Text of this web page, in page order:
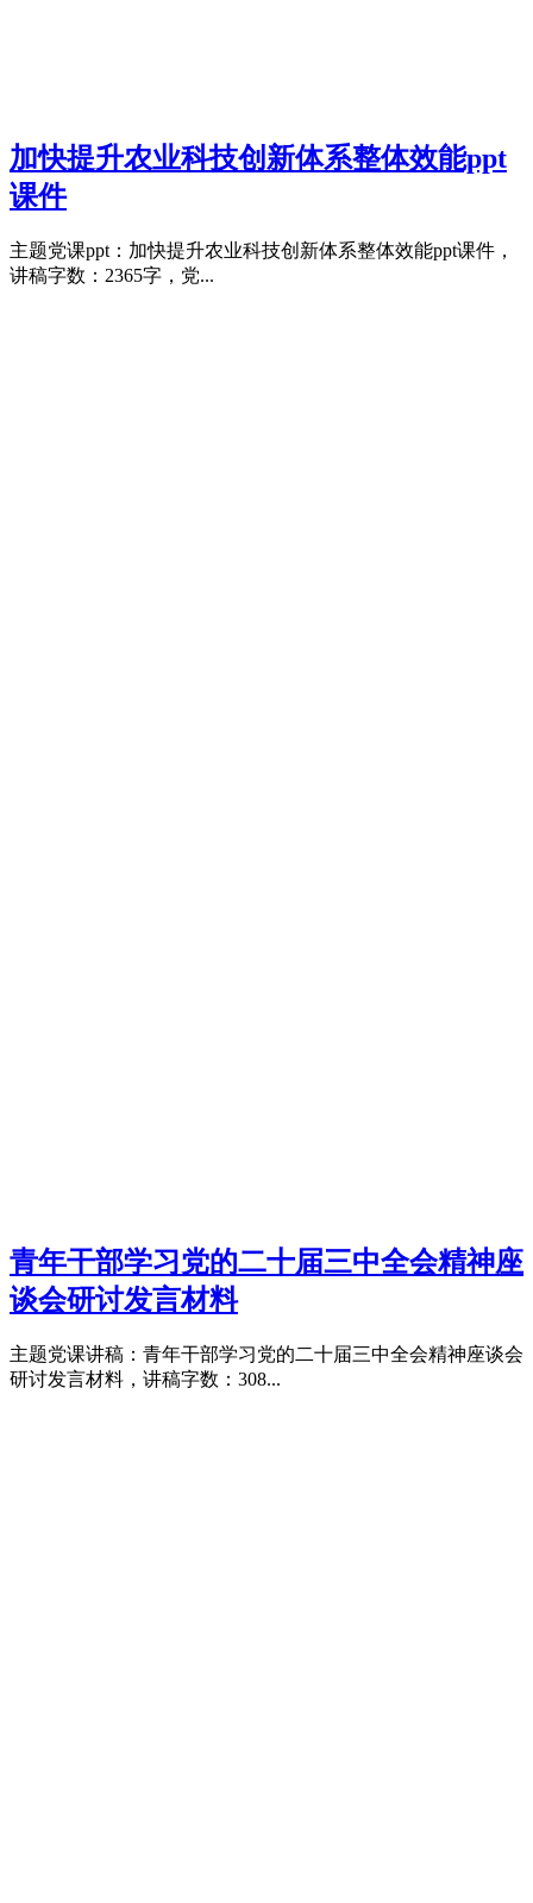
加快提升农业科技创新体系整体效能ppt
课件
主题党课ppt：加快提升农业科技创新体系整体效能ppt课件，
讲稿字数：2365字，党...
青年干部学习党的二十届三中全会精神座
谈会研讨发言材料
主题党课讲稿：青年干部学习党的二十届三中全会精神座谈会
研讨发言材料，讲稿字数：308...